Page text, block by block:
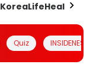
KoreaLifeHealth
Quiz INSIDENESIA